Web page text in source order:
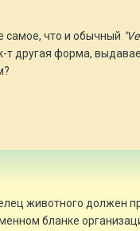
самое, что и обычный
т другая форма,
животного должен
бланке